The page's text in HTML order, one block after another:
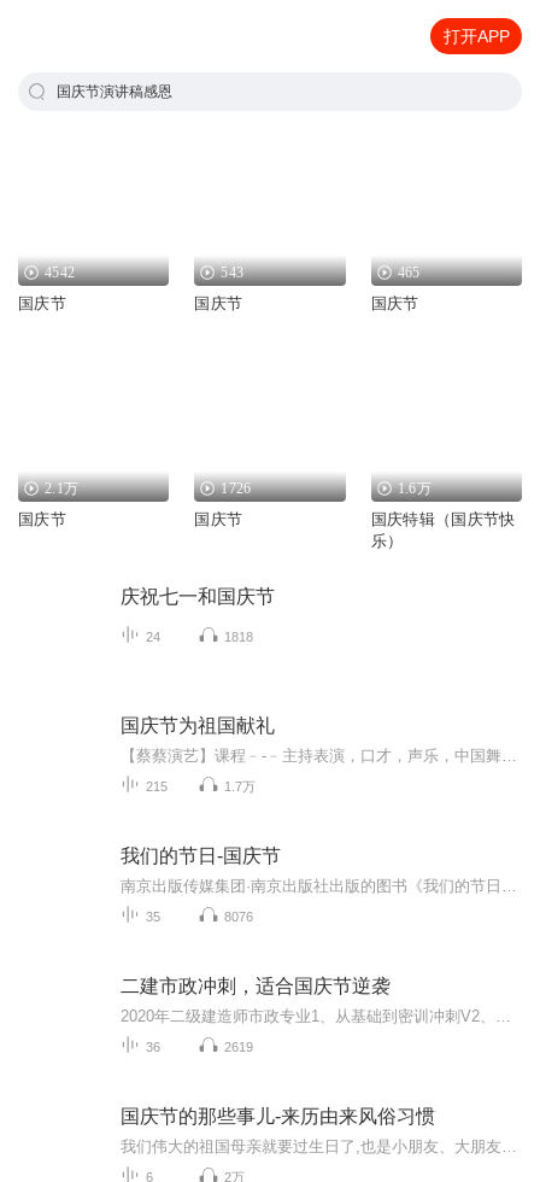
打开APP
国庆节演讲稿感恩
4542
国庆节
543
国庆节
465
国庆节
2.1万
国庆节
1726
国庆节
1.6万
国庆特辑（国庆节快
乐）
庆祝七一和国庆节
24 1818
国庆节为祖国献礼
215 1.7万
我们的节日-国庆节
35 8076
二建市政冲刺，适合国庆节逆袭
36 2619
国庆节的那些事儿-来历由来风俗习惯
6 2万